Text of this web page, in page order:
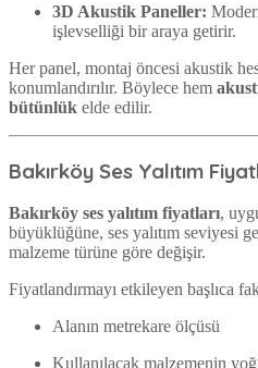
3D Akustik Paneller:
işlevselliği bir araya getirir.
Her panel, montaj öncesi akustik
konumlandırılır. Böylece hem
bütünlük elde edilir.
Bakırköy Ses Yalıtım
Bakırköy ses yalıtım fiyatları,
büyüklüğüne, ses yalıtım seviyesi
malzeme türüne göre değişir.
Fiyatlandırmayı etkileyen başlıca
Alanın metrekare ölçüsü
Kullanılacak malzemenin